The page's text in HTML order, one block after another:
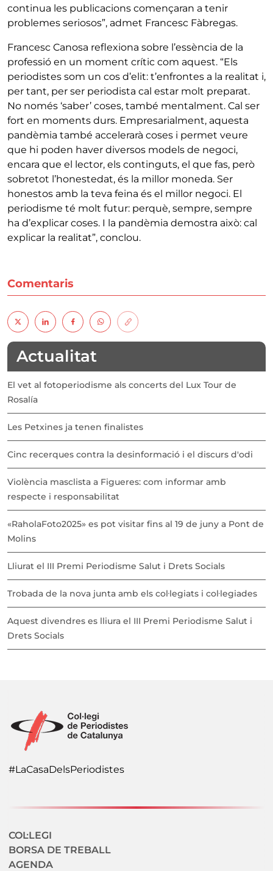
continua les publicacions començaran a tenir
problemes seriosos”, admet Francesc Fàbregas.
Francesc Canosa reflexiona sobre l’essència de la
professió en un moment crític com aquest. “Els
periodistes som un cos d’elit: t’enfrontes a la realitat i,
per tant, per ser periodista cal estar molt preparat.
No només ‘saber’ coses, també mentalment. Cal ser
fort en moments durs. Empresarialment, aquesta
pandèmia també accelerarà coses i permet veure
que hi poden haver diversos models de negoci,
encara que el lector, els continguts, el que fas, però
sobretot l’honestedat, és la millor moneda. Ser
honestos amb la teva feina és el millor negoci. El
periodisme té molt futur: perquè, sempre, sempre
ha d’explicar coses. I la pandèmia demostra això: cal
explicar la realitat”, conclou.
Comentaris
Actualitat
El vet al fotoperiodisme als concerts del Lux Tour de
Rosalía
Les Petxines ja tenen finalistes
Cinc recerques contra la desinformació i el discurs d'odi
Violència masclista a Figueres: com informar amb
respecte i responsabilitat
«RaholaFoto2025» es pot visitar fins al 19 de juny a Pont de
Molins
Lliurat el III Premi Periodisme Salut i Drets Socials
Trobada de la nova junta amb els col·legiats i col·legiades
Aquest divendres es lliura el III Premi Periodisme Salut i
Drets Socials
#LaCasaDelsPeriodistes
Navegació secundaria
COL·LEGI
BORSA DE TREBALL
AGENDA